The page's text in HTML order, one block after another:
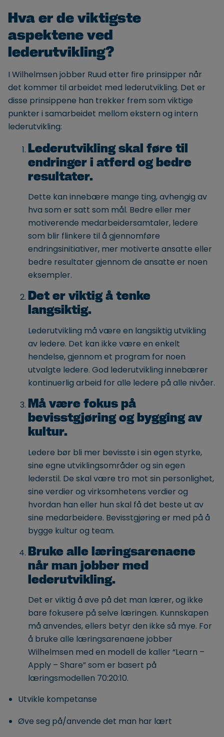
Hva er de viktigste
aspektene ved
lederutvikling?
I Wilhelmsen jobber Ruud etter fire prinsipper når
det kommer til arbeidet med lederutvikling. Det er
disse prinsippene han trekker frem som viktige
punkter i samarbeidet mellom ekstern og intern
lederutvikling:
Lederutvikling skal føre til
endringer i atferd og bedre
resultater.
Dette kan innebære mange ting, avhengig av
hva som er satt som mål. Bedre eller mer
motiverende medarbeidersamtaler, ledere
som blir flinkere til å gjennomføre
endringsinitiativer, mer motiverte ansatte eller
bedre resultater gjennom de ansatte er noen
eksempler.
Det er viktig å tenke
langsiktig.
Lederutvikling må være en langsiktig utvikling
av ledere. Det kan ikke være en enkelt
hendelse, gjennom et program for noen
utvalgte ledere. God lederutvikling innebærer
kontinuerlig arbeid for alle ledere på alle nivåer.
Må være fokus på
bevisstgjøring og bygging av
kultur.
Ledere bør bli mer bevisste i sin egen styrke,
sine egne utviklingsområder og sin egen
lederstil. De skal være tro mot sin personlighet,
sine verdier og virksomhetens verdier og
hvordan han eller hun skal få det beste ut av
sine medarbeidere. Bevisstgjøring er med på å
bygge kultur og team.
Bruke alle læringsarenaene
når man jobber med
lederutvikling.
Det er viktig å øve på det man lærer, og ikke
bare fokusere på selve læringen. Kunnskapen
må anvendes, ellers betyr den ikke så mye. For
å bruke alle læringsarenaene jobber
Wilhelmsen med en modell de kaller “Learn –
Apply – Share” som er basert på
læringsmodellen 70:20:10.
Utvikle kompetanse
Øve seg på/anvende det man har lært